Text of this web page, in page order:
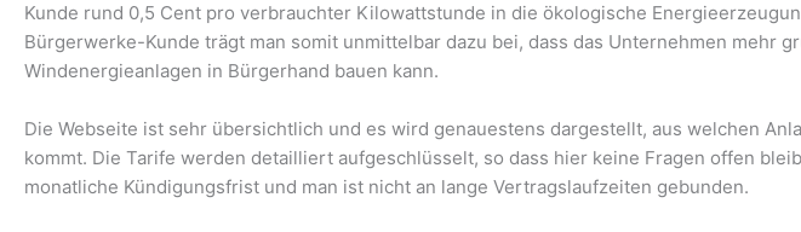
Kunde rund 0,5 Cent pro verbrauchter Kilowattstunde in die ökologische
Bürgerwerke-Kunde trägt man somit unmittelbar dazu bei, dass das Unternehmen mehr
Windenergieanlagen in Bürgerhand bauen kann.
Die Webseite ist sehr übersichtlich und es wird genauestens dargestellt, aus welchen
kommt. Die Tarife werden detailliert aufgeschlüsselt, so dass hier keine Fragen offen
monatliche Kündigungsfrist und man ist nicht an lange Vertragslaufzeiten gebunden.